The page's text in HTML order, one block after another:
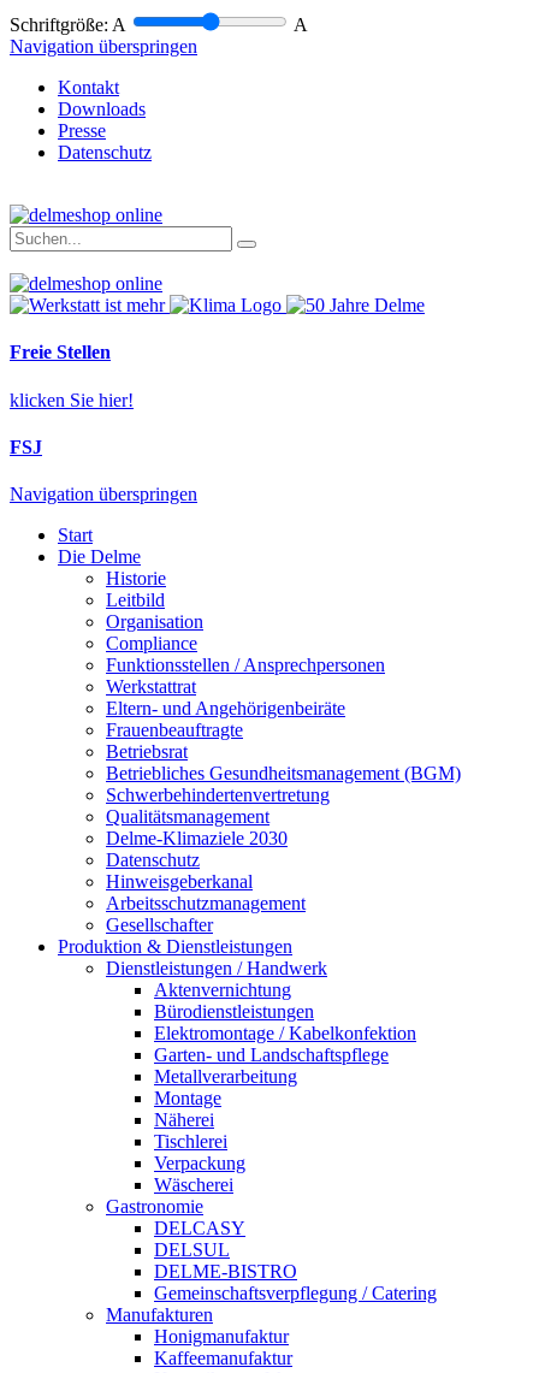
Schriftgröße: A
A
Navigation überspringen
Kontakt
Downloads
Presse
Datenschutz
Freie Stellen
klicken Sie hier!
FSJ
Navigation überspringen
Start
Die Delme
Historie
Leitbild
Organisation
Compliance
Funktionsstellen / Ansprechpersonen
Werkstattrat
Eltern- und Angehörigenbeiräte
Frauenbeauftragte
Betriebsrat
Betriebliches Gesundheitsmanagement (BGM)
Schwerbehindertenvertretung
Qualitätsmanagement
Delme-Klimaziele 2030
Datenschutz
Hinweisgeberkanal
Arbeitsschutzmanagement
Gesellschafter
Produktion & Dienstleistungen
Dienstleistungen / Handwerk
Aktenvernichtung
Bürodienstleistungen
Elektromontage / Kabelkonfektion
Garten- und Landschaftspflege
Metallverarbeitung
Montage
Näherei
Tischlerei
Verpackung
Wäscherei
Gastronomie
DELCASY
DELSUL
DELME-BISTRO
Gemeinschaftsverpflegung / Catering
Manufakturen
Honigmanufaktur
Kaffeemanufaktur